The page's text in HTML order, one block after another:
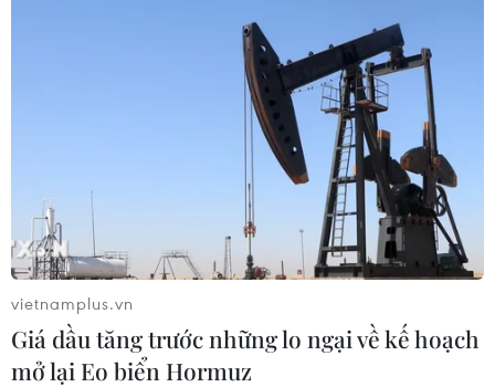
vietnamplus.vn
Giá dầu tăng trước những lo ngại về kế hoạch
mở lại Eo biển Hormuz